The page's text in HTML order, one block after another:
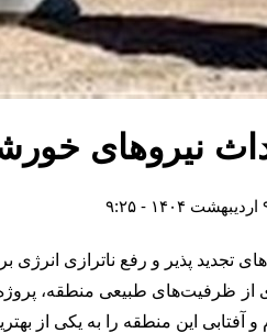
نیروهای
و رفع ناترازی انرژی برق قصد دارد تا با
از ظرفیت‌های طبیعی منطقه،
آفتابی این منطقه را به یکی از